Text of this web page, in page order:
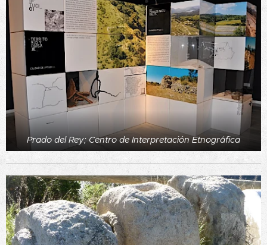
Prado del Rey; Centro de Interpretación Etnográfica